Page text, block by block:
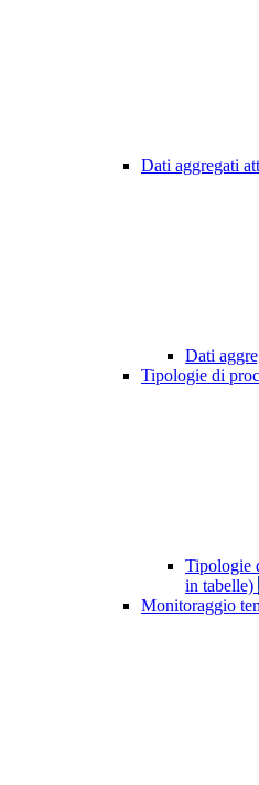
Dati aggregati
Dati
Tipologie di
Tipologie
in tabelle)
Monitoraggio